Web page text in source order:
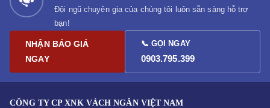
Đội ngũ chuyên gia của chúng tôi luôn sẵn sàng hỗ trợ
bạn!
NHẬN BÁO GIÁ
NGAY
📞 GỌI NGAY
0903.795.399
CÔNG TY CP XNK VÁCH NGĂN VIỆT NAM